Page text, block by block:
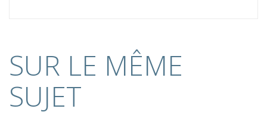
SUR LE MÊME
SUJET